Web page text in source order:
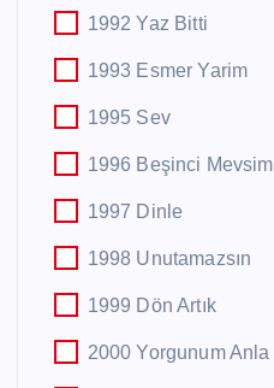
1992 Yaz Bitti
1993 Esmer Yarim
1995 Sev
1996 Beşinci Mevsim
1997 Dinle
1998 Unutamazsın
1999 Dön Artık
2000 Yorgunum Anla